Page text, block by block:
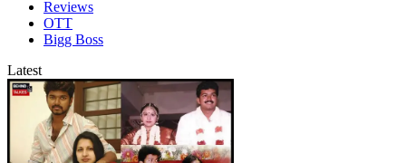
Reviews
OTT
Bigg Boss
Latest